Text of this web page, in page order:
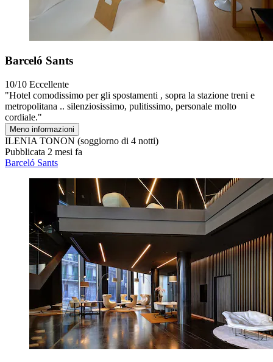
Barceló Sants
10/10 Eccellente
"Hotel comodissimo per gli spostamenti , sopra la stazione treni e
metropolitana .. silenziosissimo, pulitissimo, personale molto
cordiale."
Meno informazioni
ILENIA TONON (soggiorno di 4 notti)
Pubblicata 2 mesi fa
Barceló Sants